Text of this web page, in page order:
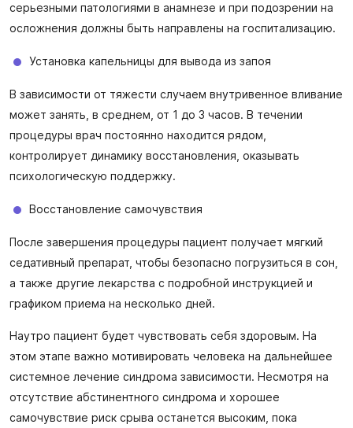
серьезными патологиями в анамнезе и при подозрении на
осложнения должны быть направлены на госпитализацию.
Установка капельницы для вывода из запоя
В зависимости от тяжести случаем внутривенное вливание
может занять, в среднем, от 1 до 3 часов. В течении
процедуры врач постоянно находится рядом,
контролирует динамику восстановления, оказывать
психологическую поддержку.
Восстановление самочувствия
После завершения процедуры пациент получает мягкий
седативный препарат, чтобы безопасно погрузиться в сон,
а также другие лекарства с подробной инструкцией и
графиком приема на несколько дней.
Наутро пациент будет чувствовать себя здоровым. На
этом этапе важно мотивировать человека на дальнейшее
системное лечение синдрома зависимости. Несмотря на
отсутствие абстинентного синдрома и хорошее
самочувствие риск срыва останется высоким, пока